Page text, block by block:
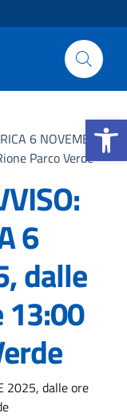
Apri la
6 NOVEMBRE
Parco Verde
6
dalle
13:00
2025, dalle ore